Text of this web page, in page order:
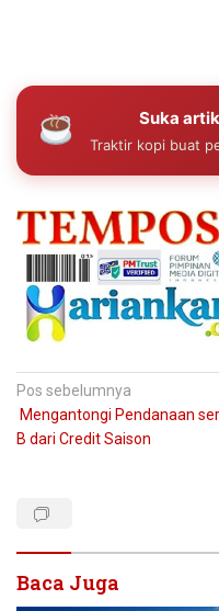
Suka
Traktir kopi buat
Navigasi
pos
Pos sebelumnya
Mengantongi Pendanaan
B dari Credit Saison
Baca Juga